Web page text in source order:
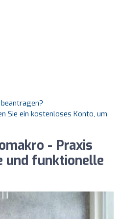
Sie ein kostenloses Konto, um
- Praxis
und funktionelle